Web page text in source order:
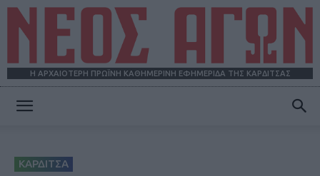
Η ΑΡΧΑΙΟΤΕΡΗ ΠΡΩΪΝΗ ΚΑΘΗΜΕΡΙΝΗ ΕΦΗΜΕΡΙΔΑ ΤΗΣ ΚΑΡΔΙΤΣΑΣ
ΚΑΡΔΙΤΣΑ